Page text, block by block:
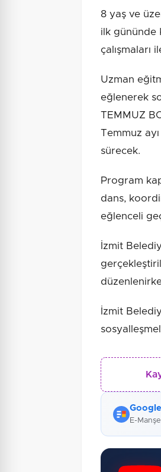
8 yaş ve
ilk gününde
çalışmaları
Uzman
eğlenerek
TEMMUZ
Temmuz
sürecek.
Program
dans,
eğlenceli
İzmit
İzmit
E-